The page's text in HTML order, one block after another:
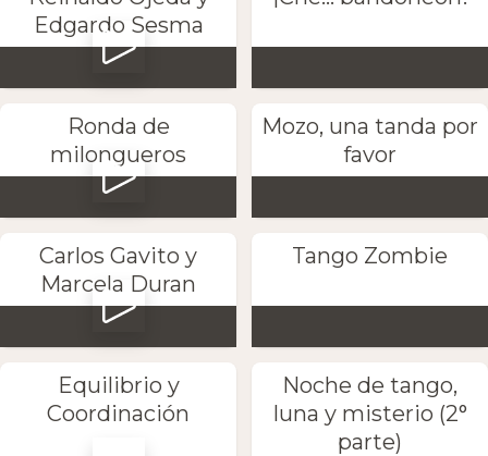
Edgardo Sesma
Ronda de
milongueros
Mozo, una tanda por
favor
Carlos Gavito y
Marcela Duran
Tango Zombie
Equilibrio y
Coordinación
Noche de tango,
luna y misterio (2°
parte)